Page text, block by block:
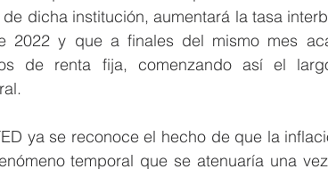
dicha institución, aumentará la tasa
2022 y que a finales del mismo mes
de renta fija, comenzando así el
ya se reconoce el hecho de que la
temporal que se atenuaría una